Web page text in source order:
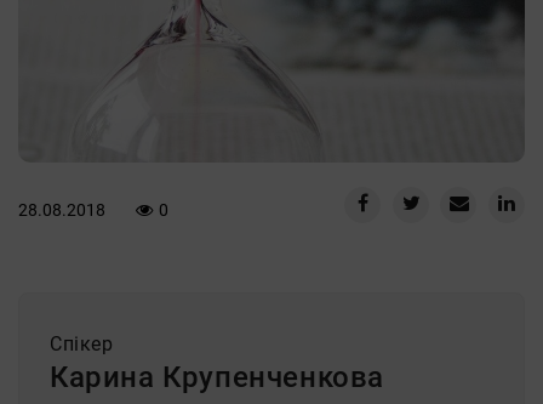
28.08.2018 0
Спiкер
Карина Крупенченкова